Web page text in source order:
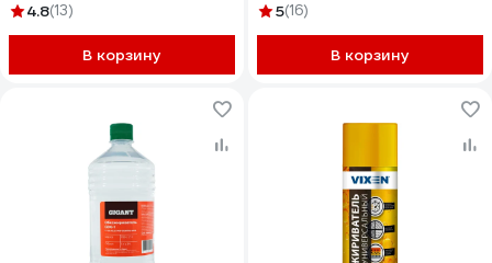
4.8(13)
В корзину
5(16)
В корзину